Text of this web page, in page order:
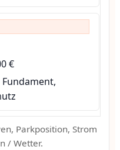
€
Parkposition, Strom
/ Wetter.